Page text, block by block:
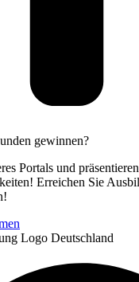
gewinnen?
Portals und
Erreichen Sie